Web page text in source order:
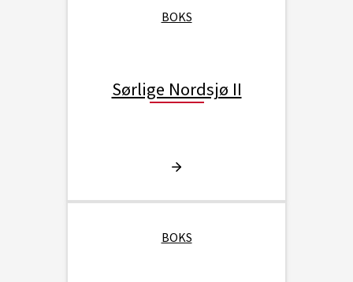
BOKS
Sørlige Nordsjø II
BOKS